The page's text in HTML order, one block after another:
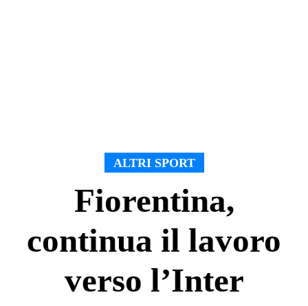
ALTRI SPORT
Fiorentina,
continua il lavoro
verso l’Inter